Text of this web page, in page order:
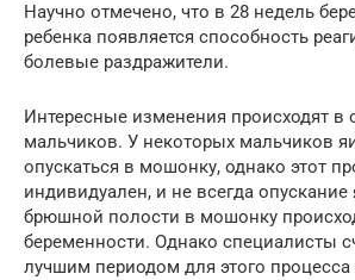
Научно отмечено, что в 28 недель
ребенка появляется способность
болевые раздражители.
Интересные изменения происходят в
мальчиков. У некоторых мальчиков
опускаться в мошонку, однако этот
индивидуален, и не всегда опускание
брюшной полости в мошонку
беременности. Однако специалисты
лучшим периодом для этого процесса